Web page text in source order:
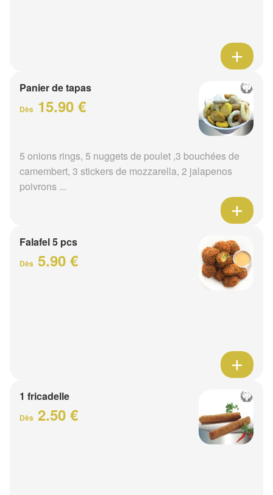
Panier de tapas
Dès 15.90 €
5 onions rings, 5 nuggets de poulet ,3 bouchées de
camembert, 3 stickers de mozzarella, 2 jalapenos
poivrons ...
Falafel 5 pcs
Dès 5.90 €
1 fricadelle
Dès 2.50 €